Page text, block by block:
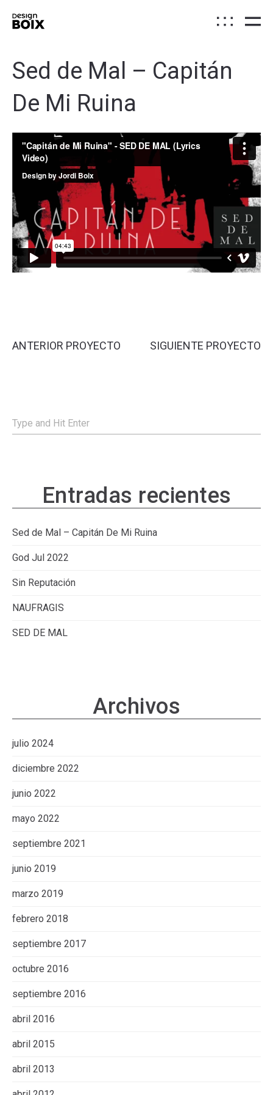
Sed de Mal – Capitán
De Mi Ruina
ANTERIOR PROYECTO SIGUIENTE PROYECTO
Entradas recientes
Sed de Mal – Capitán De Mi Ruina
God Jul 2022
Sin Reputación
NAUFRAGIS
SED DE MAL
Archivos
julio 2024
diciembre 2022
junio 2022
mayo 2022
septiembre 2021
junio 2019
marzo 2019
febrero 2018
septiembre 2017
octubre 2016
septiembre 2016
abril 2016
abril 2015
abril 2013